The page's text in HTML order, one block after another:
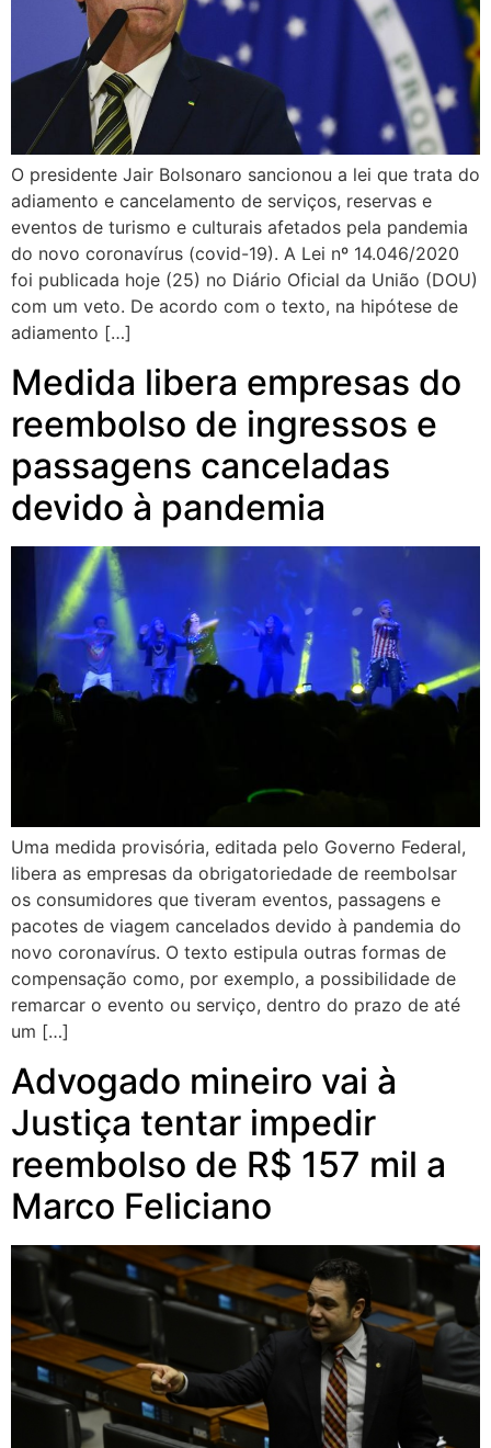
O presidente Jair Bolsonaro sancionou a lei que trata do
adiamento e cancelamento de serviços, reservas e
eventos de turismo e culturais afetados pela pandemia
do novo coronavírus (covid-19). A Lei nº 14.046/2020
foi publicada hoje (25) no Diário Oficial da União (DOU)
com um veto. De acordo com o texto, na hipótese de
adiamento […]
Medida libera empresas do
reembolso de ingressos e
passagens canceladas
devido à pandemia
Uma medida provisória, editada pelo Governo Federal,
libera as empresas da obrigatoriedade de reembolsar
os consumidores que tiveram eventos, passagens e
pacotes de viagem cancelados devido à pandemia do
novo coronavírus. O texto estipula outras formas de
compensação como, por exemplo, a possibilidade de
remarcar o evento ou serviço, dentro do prazo de até
um […]
Advogado mineiro vai à
Justiça tentar impedir
reembolso de R$ 157 mil a
Marco Feliciano